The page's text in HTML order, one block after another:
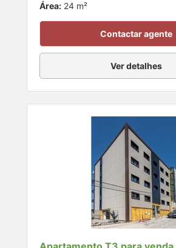
Área: 24 m²
Contactar agente
Ver detalhes